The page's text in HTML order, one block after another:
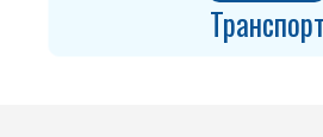
Транспорт